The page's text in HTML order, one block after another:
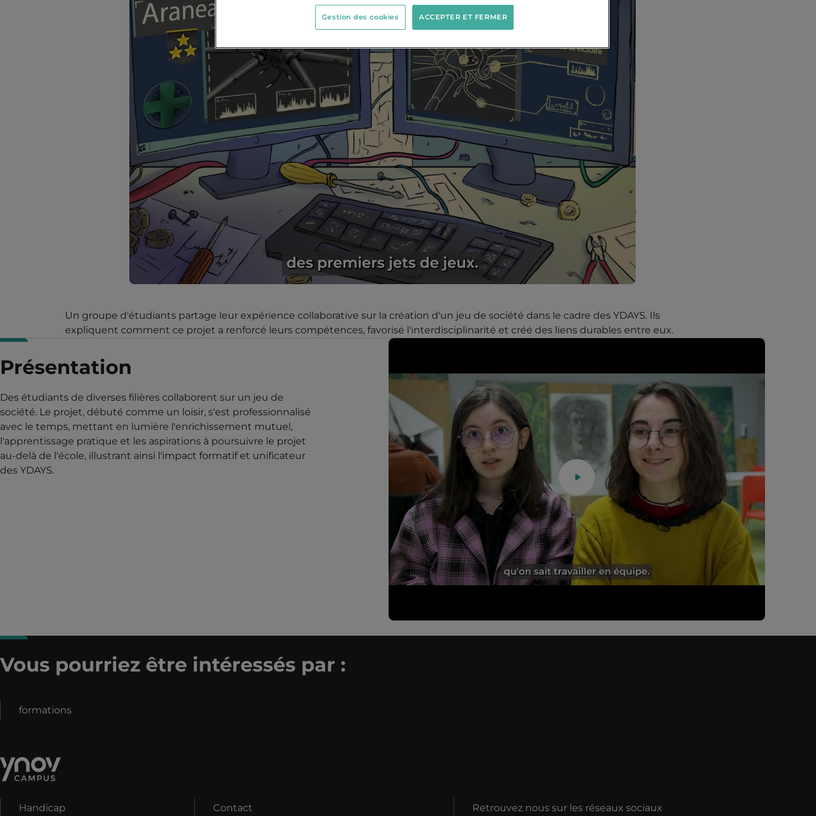
Un groupe d'étudiants partage leur expérience collaborative sur la création d'un jeu de société dans le cadre des YDAYS. Ils
expliquent comment ce projet a renforcé leurs compétences, favorisé l'interdisciplinarité et créé des liens durables entre eux.
Présentation
Des étudiants de diverses filières collaborent sur un jeu de
société. Le projet, débuté comme un loisir, s'est professionnalisé
avec le temps, mettant en lumière l'enrichissement mutuel,
l'apprentissage pratique et les aspirations à poursuivre le projet
au-delà de l'école, illustrant ainsi l'impact formatif et unificateur
des YDAYS.
Vous pourriez être intéressés par :
formations
Handicap Contact Retrouvez nous sur les réseaux sociaux
ACCEPTER ET FERMER
Gestion des cookies